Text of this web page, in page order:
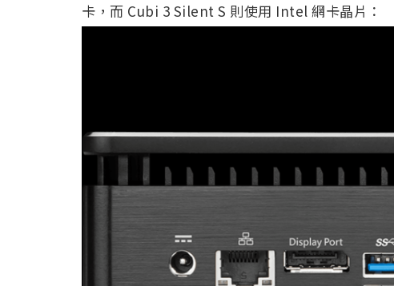
卡，而 Cubi 3 Silent S 則使用 Intel 網卡晶片：